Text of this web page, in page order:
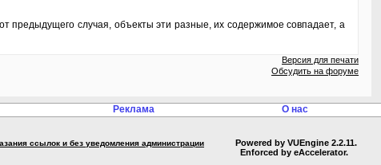
предыдущего случая, объекты эти разные, их содержимое совпадает, а
Версия для печати
Обсудить на форуме
Реклама О нас
ссылок и без уведомления администрации
Powered by VUEngine 2.2.11.
Enforced by eAccelerator.